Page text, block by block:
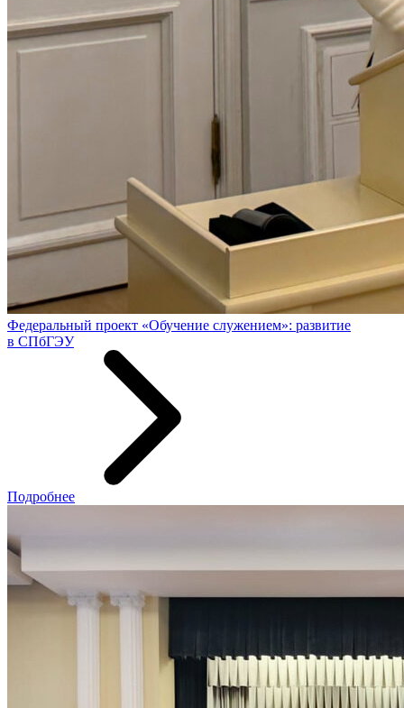
Федеральный проект «Обучение служением»: развитие
в СПбГЭУ
Подробнее